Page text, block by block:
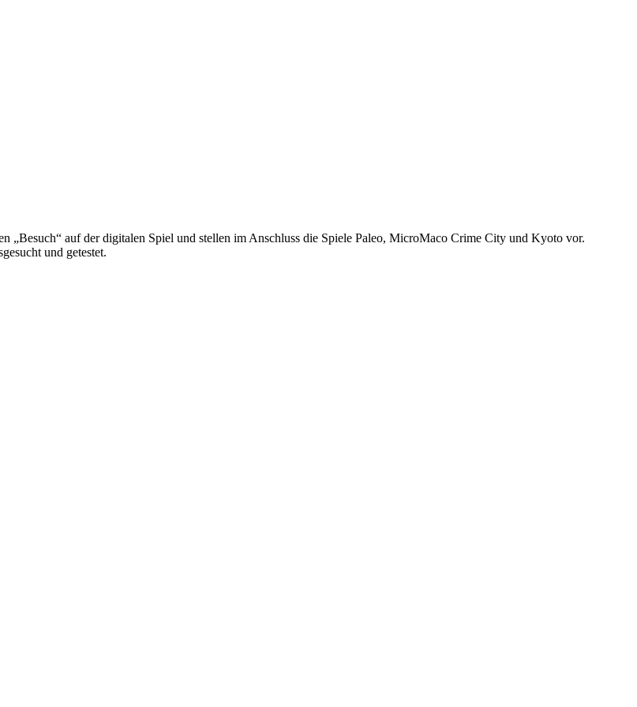
„Besuch“ auf der digitalen Spiel und stellen im Anschluss die Spiele Paleo, MicroMaco Crime City und Kyoto vor.
und getestet.